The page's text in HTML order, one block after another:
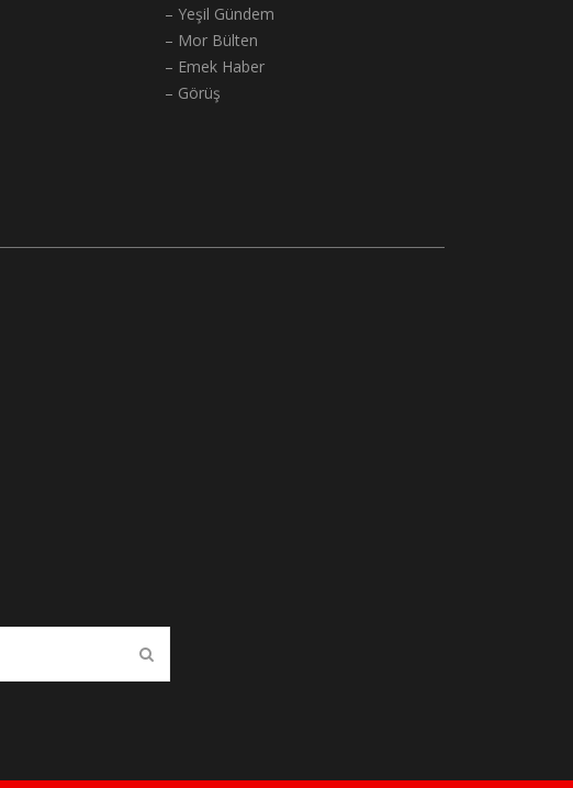
– Yeşil Gündem
– Mor Bülten
– Emek Haber
– Görüş